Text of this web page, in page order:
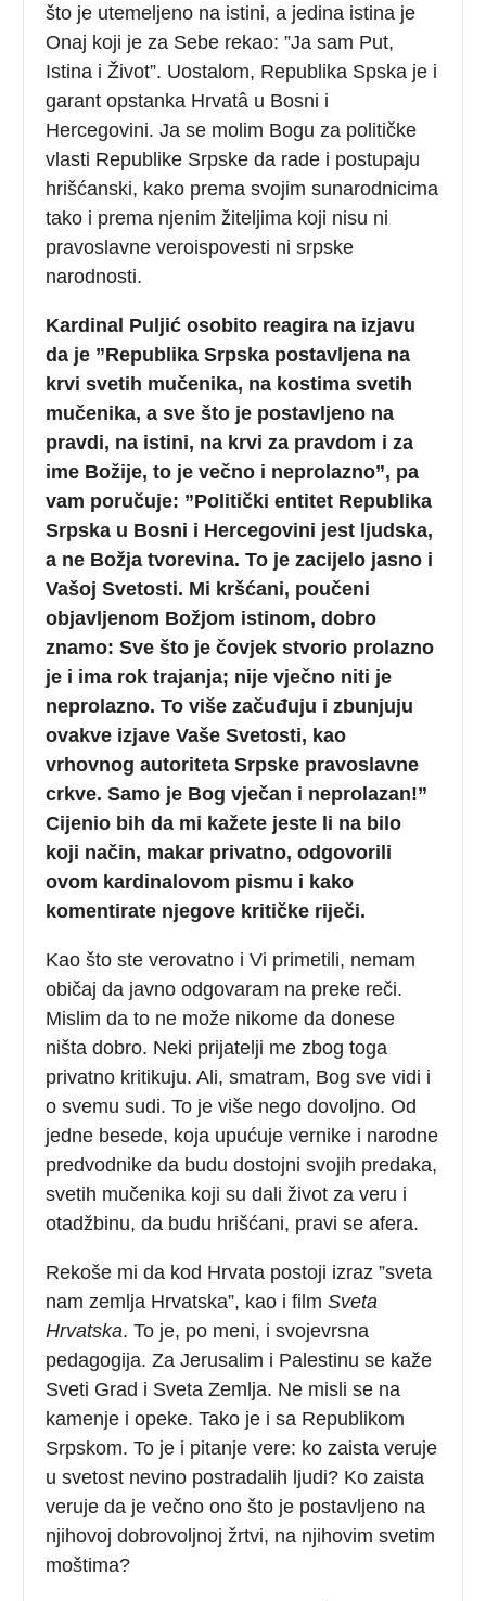
što je utemeljeno na istini, a jedina istina je
Onaj koji je za Sebe rekao: ”Ja sam Put,
Istina i Život”. Uostalom, Republika Spska je i
garant opstanka Hrvatâ u Bosni i
Hercegovini. Ja se molim Bogu za političke
vlasti Republike Srpske da rade i postupaju
hrišćanski, kako prema svojim sunarodnicima
tako i prema njenim žiteljima koji nisu ni
pravoslavne veroispovesti ni srpske
narodnosti.
Kardinal Puljić osobito reagira na izjavu
da je ”Republika Srpska postavljena na
krvi svetih mučenika, na kostima svetih
mučenika, a sve što je postavljeno na
pravdi, na istini, na krvi za pravdom i za
ime Božije, to je večno i neprolazno”, pa
vam poručuje: ”Politički entitet Republika
Srpska u Bosni i Hercegovini jest ljudska,
a ne Božja tvorevina. To je zacijelo jasno i
Vašoj Svetosti. Mi kršćani, poučeni
objavljenom Božjom istinom, dobro
znamo: Sve što je čovjek stvorio prolazno
je i ima rok trajanja; nije vječno niti je
neprolazno. To više začuđuju i zbunjuju
ovakve izjave Vaše Svetosti, kao
vrhovnog autoriteta Srpske pravoslavne
crkve. Samo je Bog vječan i neprolazan!”
Cijenio bih da mi kažete jeste li na bilo
koji način, makar privatno, odgovorili
ovom kardinalovom pismu i kako
komentirate njegove kritičke riječi.
Kao što ste verovatno i Vi primetili, nemam
običaj da javno odgovaram na preke reči.
Mislim da to ne može nikome da donese
ništa dobro. Neki prijatelji me zbog toga
privatno kritikuju. Ali, smatram, Bog sve vidi i
o svemu sudi. To je više nego dovoljno. Od
jedne besede, koja upućuje vernike i narodne
predvodnike da budu dostojni svojih predaka,
svetih mučenika koji su dali život za veru i
otadžbinu, da budu hrišćani, pravi se afera.
Rekoše mi da kod Hrvata postoji izraz ”sveta
nam zemlja Hrvatska”, kao i filmSveta
Hrvatska. To je, po meni, i svojevrsna
pedagogija. Za Jerusalim i Palestinu se kaže
Sveti Grad i Sveta Zemlja. Ne misli se na
kamenje i opeke. Tako je i sa Republikom
Srpskom. To je i pitanje vere: ko zaista veruje
u svetost nevino postradalih ljudi? Ko zaista
veruje da je večno ono što je postavljeno na
njihovoj dobrovoljnoj žrtvi, na njihovim svetim
moštima?